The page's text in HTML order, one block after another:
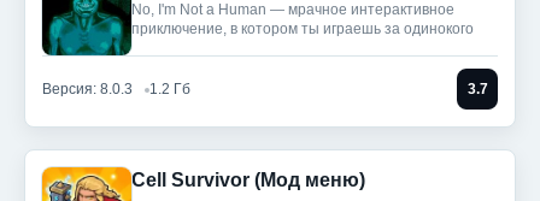
No, I'm Not a Human — мрачное интерактивное
приключение, в котором ты играешь за одинокого
Версия: 8.0.3 1.2 Гб 3.7
Cell Survivor (Мод меню)